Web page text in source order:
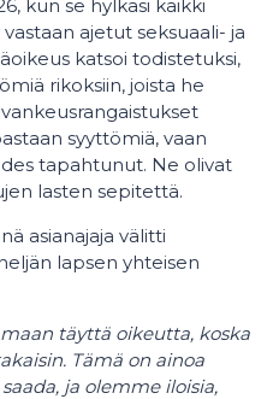
kun se hylkäsi kaikki
vastaan ajetut seksuaali- ja
katsoi todistetuksi,
rikoksiin, joista he
syyttömiä, vaan
tapahtunut. Ne olivat
lasten sepitettä.
asianajaja välitti
lapsen yhteisen
täyttä oikeutta, koska
Tämä on ainoa
ja olemme iloisia,